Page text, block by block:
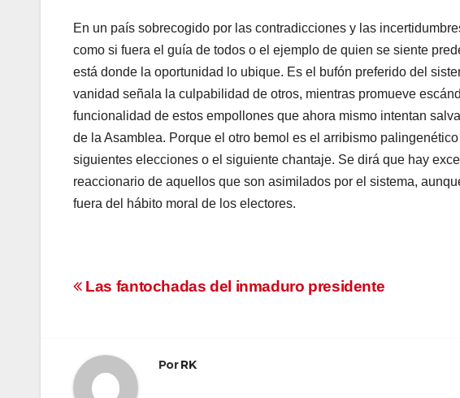
En un país sobrecogido por las contradicciones y las
como si fuera el guía de todos o el ejemplo de quien se siente
está donde la oportunidad lo ubique. Es el bufón preferido del
vanidad señala la culpabilidad de otros, mientras promueve
funcionalidad de estos empollones que ahora mismo intentan
de la Asamblea. Porque el otro bemol es el arribismo
siguientes elecciones o el siguiente chantaje. Se dirá que hay
reaccionario de aquellos que son asimilados por el sistema,
fuera del hábito moral de los electores.
Navegación
entradas
Las fantochadas del inmaduro presidente
PorRK